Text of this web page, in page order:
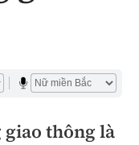
giao thông là